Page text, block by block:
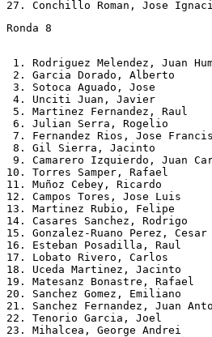
Ronda 8
1. Rodriguez Melendez,
2. Garcia Dorado, Alberto
3. Sotoca Aguado, Jose
4. Unciti Juan, Javier
5. Martinez Fernandez,
6. Julian Serra, Rogelio
7. Fernandez Rios, Jose
8. Gil Sierra, Jacinto
9. Camarero Izquierdo,
10. Torres Samper, Rafael
11. Muñoz Cebey, Ricardo
12. Campos Tores, Jose
13. Martinez Rubio, Felipe
14. Casares Sanchez,
15. Gonzalez-Ruano Perez,
16. Esteban Posadilla,
17. Lobato Rivero, Carlos
18. Uceda Martinez, Jacinto
19. Matesanz Bonastre,
20. Sanchez Gomez, Emiliano
21. Sanchez Fernandez, Juan
22. Tenorio Garcia, Joel
23. Mihalcea, George